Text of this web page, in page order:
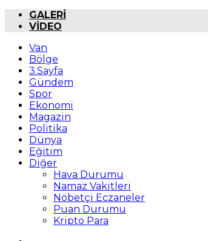
GALERİ
VİDEO
Van
Bölge
3.Sayfa
Gündem
Spor
Ekonomi
Magazin
Politika
Dünya
Eğitim
Diğer
Hava Durumu
Namaz Vakitleri
Nöbetçi Eczaneler
Puan Durumu
Kripto Para